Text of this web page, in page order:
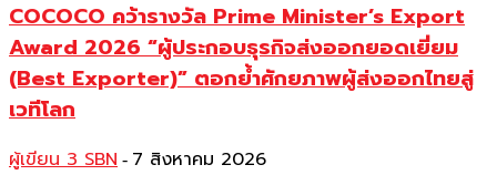
COCOCO คว้ารางวัล Prime Minister’s Export
Award 2026 “ผู้ประกอบธุรกิจส่งออกยอดเยี่ยม
(Best Exporter)” ตอกย้ำศักยภาพผู้ส่งออกไทยสู่
เวทีโลก
ผู้เขียน 3 SBN - 7 สิงหาคม 2026